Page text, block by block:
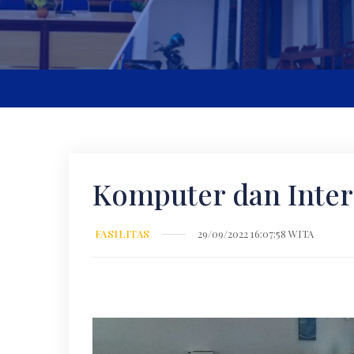
Komputer dan
FASILITAS 29/09/2022 16:07:58 WITA